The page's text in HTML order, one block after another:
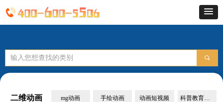
끠
二维动画 mg动画 手绘动画 动画短视频 科普教育动画